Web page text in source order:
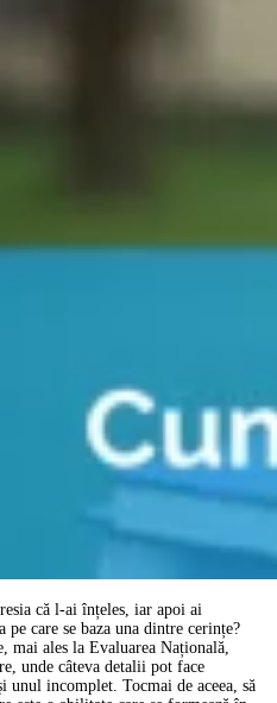
că l-ai înțeles, iar apoi ai
care se baza una dintre cerințe?
mai ales la Evaluarea Națională,
unde câteva detalii pot face
unul incomplet. Tocmai de aceea, să